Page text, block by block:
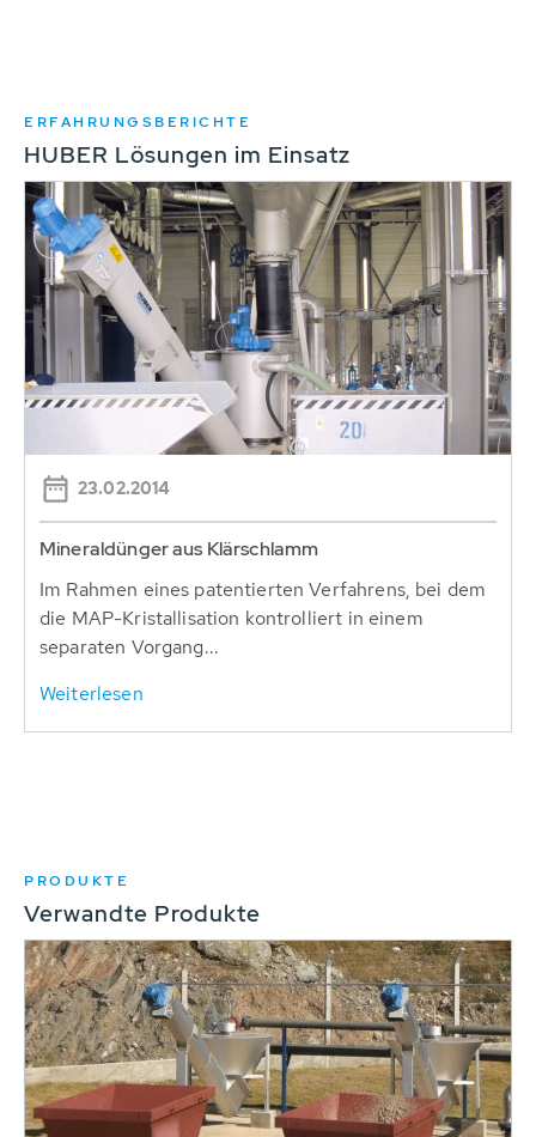
ERFAHRUNGSBERICHTE
HUBER Lösungen im Einsatz
23.02.2014
Mineraldünger aus Klärschlamm
Im Rahmen eines patentierten Verfahrens, bei dem
die MAP-Kristallisation kontrolliert in einem
separaten Vorgang...
Weiterlesen
PRODUKTE
Verwandte Produkte